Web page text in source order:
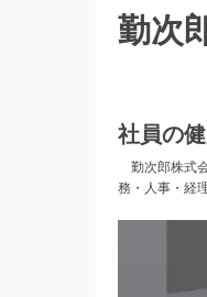
勤次
社員の
勤次郎株式
務・人事・経